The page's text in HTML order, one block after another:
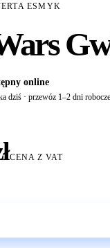
ESMYK
online
dziś · przewóz 1–2 dni robocze
CENA Z VAT